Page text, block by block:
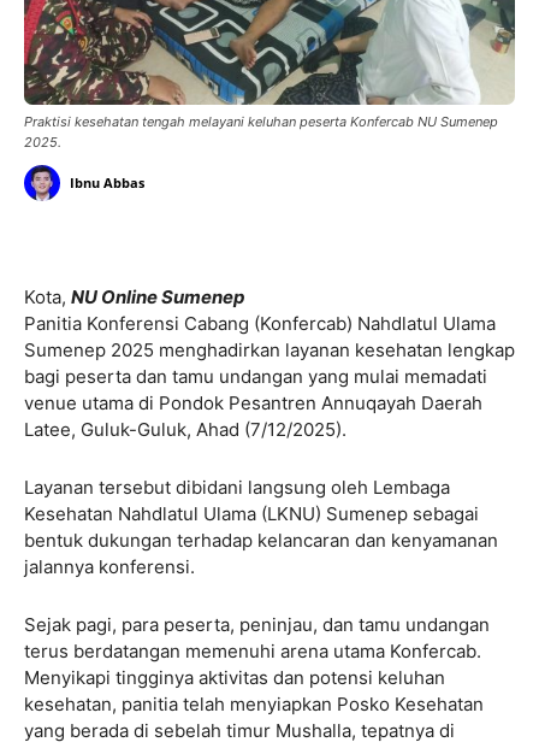
Praktisi kesehatan tengah melayani keluhan peserta Konfercab NU Sumenep
2025.
Ibnu Abbas
Kota, NU Online Sumenep
Panitia Konferensi Cabang (Konfercab) Nahdlatul Ulama
Sumenep 2025 menghadirkan layanan kesehatan lengkap
bagi peserta dan tamu undangan yang mulai memadati
venue utama di Pondok Pesantren Annuqayah Daerah
Latee, Guluk-Guluk, Ahad (7/12/2025).
Layanan tersebut dibidani langsung oleh Lembaga
Kesehatan Nahdlatul Ulama (LKNU) Sumenep sebagai
bentuk dukungan terhadap kelancaran dan kenyamanan
jalannya konferensi.
Sejak pagi, para peserta, peninjau, dan tamu undangan
terus berdatangan memenuhi arena utama Konfercab.
Menyikapi tingginya aktivitas dan potensi keluhan
kesehatan, panitia telah menyiapkan Posko Kesehatan
yang berada di sebelah timur Mushalla, tepatnya di